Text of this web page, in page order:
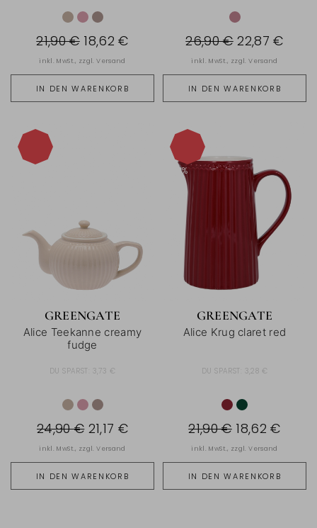
IN DEN WARENKORB
21,90 € 18,62 €
inkl. MwSt., zzgl.Versand
IN DEN WARENKORB
26,90 € 22,87 €
inkl. MwSt., zzgl.Versand
GREENGATE
Alice Teekanne creamy
fudge
DU SPARST: 3,73 €
IN DEN WARENKORB
24,90 € 21,17 €
inkl. MwSt., zzgl.Versand
-15%
GREENGATE
Alice Krug claret red
DU SPARST: 3,28 €
IN DEN WARENKORB
21,90 € 18,62 €
inkl. MwSt., zzgl.Versand